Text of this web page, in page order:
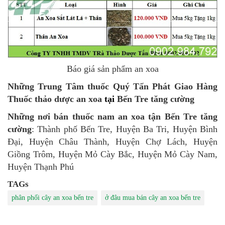
Báo giá sản phẩm an xoa
Những Trung Tâm thuốc Quý Tấn Phát Giao Hàng
Thuốc thảo dược an xoa tại Bến Tre tăng cường
Những nơi bán thuốc nam an xoa tận Bến Tre tăng
cường:Thành phố Bến Tre, Huyện Ba Tri, Huyện Bình
Đại, Huyện Châu Thành, Huyện Chợ Lách, Huyện
Giồng Trôm, Huyện Mỏ Cày Bắc, Huyện Mỏ Cày Nam,
Huyện Thạnh Phú
TAGs
phân phối cây an xoa bến tre ở đâu mua bán cây an xoa bến tre